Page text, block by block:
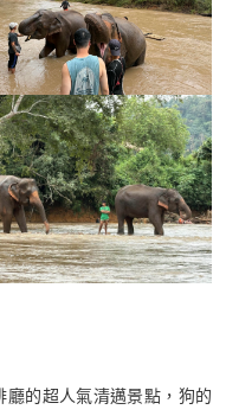
廳的超人氣清邁景點，狗的